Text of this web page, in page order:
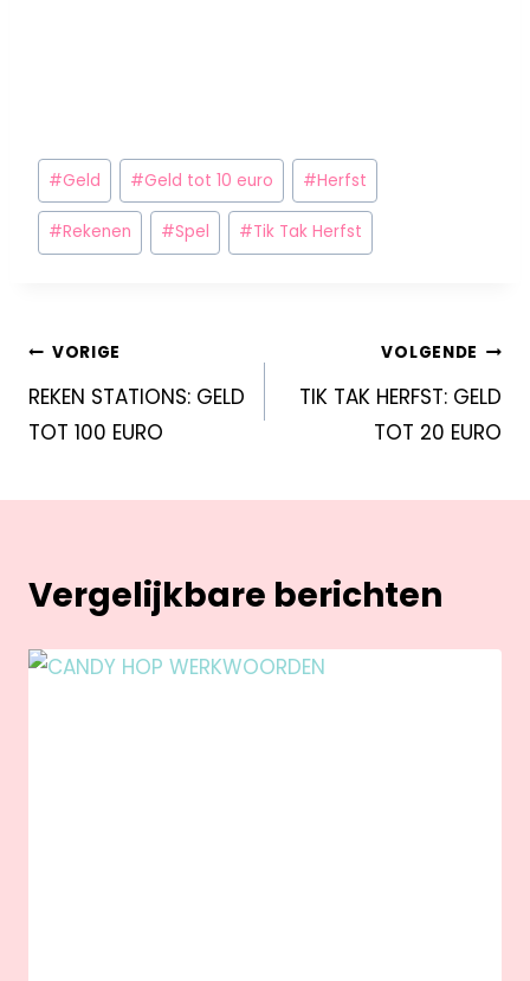
#Geld #Geld tot 10 euro #Herfst
#Rekenen #Spel #Tik Tak Herfst
VORIGE
REKEN STATIONS: GELD
TOT 100 EURO
VOLGENDE
TIK TAK HERFST: GELD
TOT 20 EURO
Vergelijkbare berichten